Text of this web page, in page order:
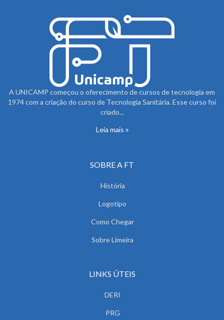
A UNICAMP começou o oferecimento de cursos de tecnologia em
1974 com a criação do curso de Tecnologia Sanitária. Esse curso foi
criado...
Leia mais
SOBRE A FT
História
Logotipo
Como Chegar
Sobre Limeira
LINKS ÚTEIS
DERI
PRG